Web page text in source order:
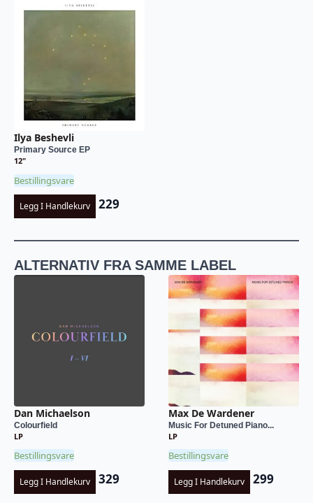
Ilya Beshevli
Primary Source EP
12"
Bestillingsvare
Legg I Handlekurv 229
ALTERNATIV FRA SAMME LABEL
Dan Michaelson
Colourfield
LP
Bestillingsvare
Legg I Handlekurv 329
Max De Wardener
Music For Detuned Piano...
LP
Bestillingsvare
Legg I Handlekurv 299